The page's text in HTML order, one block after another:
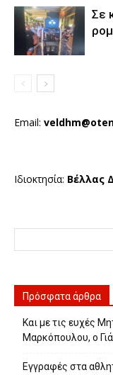
Σε
Email:
Ιδιοκτησία: Βέλλας
Πρόσφατα άρθρα
Και με τις ευχές
Μαρκόπουλου, ο
Εγγραφές στα